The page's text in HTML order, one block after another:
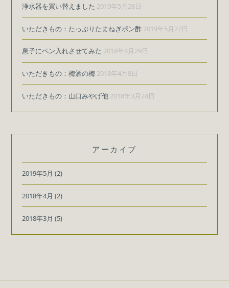
浄水器を買い替えました 2019年5月28日
いただきもの：たっぷりたまねぎポン酢 2019年5月27日
息子にペン入れさせてみた 2018年4月29日
いただきもの：梅酒の梅 2018年4月8日
いただきもの：山口みやげ他 2018年3月24日
アーカイブ
2019年5月 (2)
2018年4月 (2)
2018年3月 (5)